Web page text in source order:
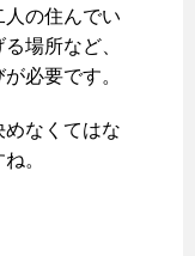
人の住んでい
場所など、
必要です。
なくてはな
。